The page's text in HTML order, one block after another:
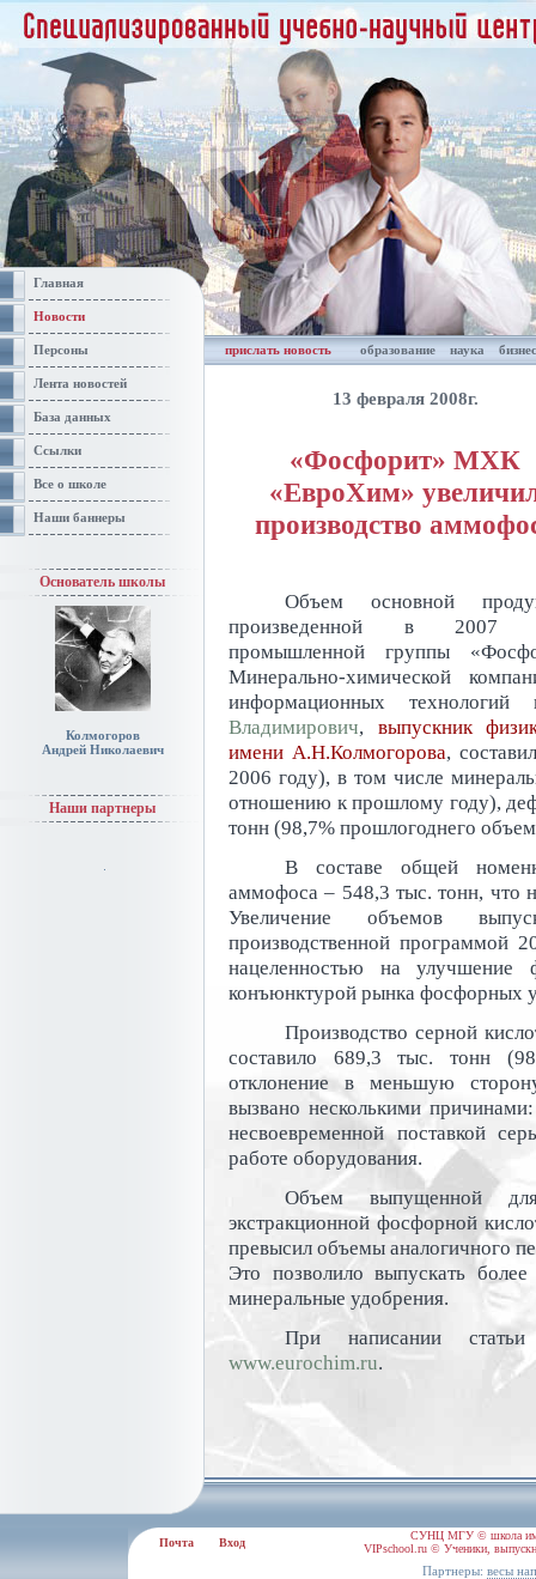
Главная
Новости
Персоны
Лента новостей
База данных
Ссылки
Все о школе
Наши баннеры
Основатель школы
Колмогоров
Андрей Николаевич
Наши партнеры
прислать новость образование наука бизнес
13 февраля 2008г.
«Фосфорит» МХК
«ЕвроХим»
производство
Объем основной
произведенной в 2007
промышленной группы
Минерально-химической
информационных
Владимирович, выпускник
имени А.Н.Колмогорова,
2006 году), в том числе
отношению к прошлому году),
тонн (98,7% прошлогоднего
В составе общей
аммофоса – 548,3 тыс. тонн, что
Увеличение объемов
производственной программой
нацеленностью на улучшение
конъюнктурой рынка фосфорных
Производство серной
составило 689,3 тыс. тонн
отклонение в меньшую
вызвано несколькими
несвоевременной поставкой
работе оборудования.
Объем выпущенной
экстракционной фосфорной
превысил объемы аналогичного
Это позволило выпускать
минеральные удобрения.
При написании
www.eurochim.ru.
Почта Вход
СУНЦ МГУ © школа
VIPschool.ru © Ученики,
Партнеры: весы